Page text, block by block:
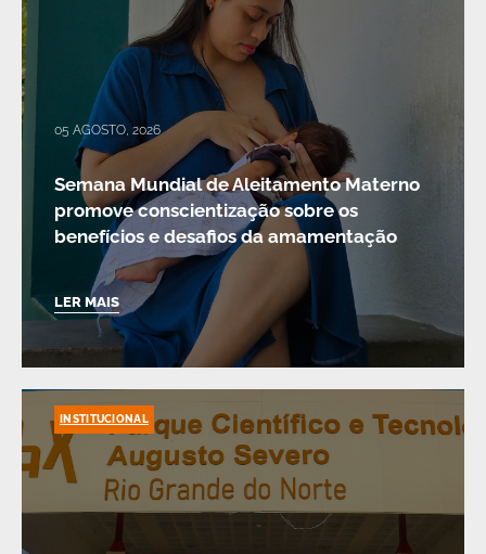
05 AGOSTO, 2026
Semana Mundial de Aleitamento Materno
promove conscientização sobre os
benefícios e desafios da amamentação
LER MAIS
INSTITUCIONAL